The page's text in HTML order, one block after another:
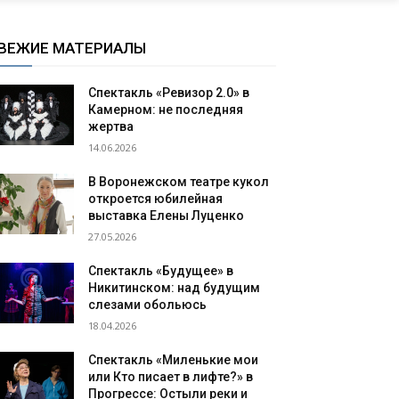
МАТЕРИАЛЫ
Спектакль «Ревизор 2.0» в
Камерном: не последняя
жертва
14.06.2026
В Воронежском театре кукол
откроется юбилейная
выставка Елены Луценко
27.05.2026
Спектакль «Будущее» в
Никитинском: над будущим
слезами обольюсь
18.04.2026
Спектакль «Миленькие мои
или Кто писает в лифте?» в
Прогрессе: Остыли реки и